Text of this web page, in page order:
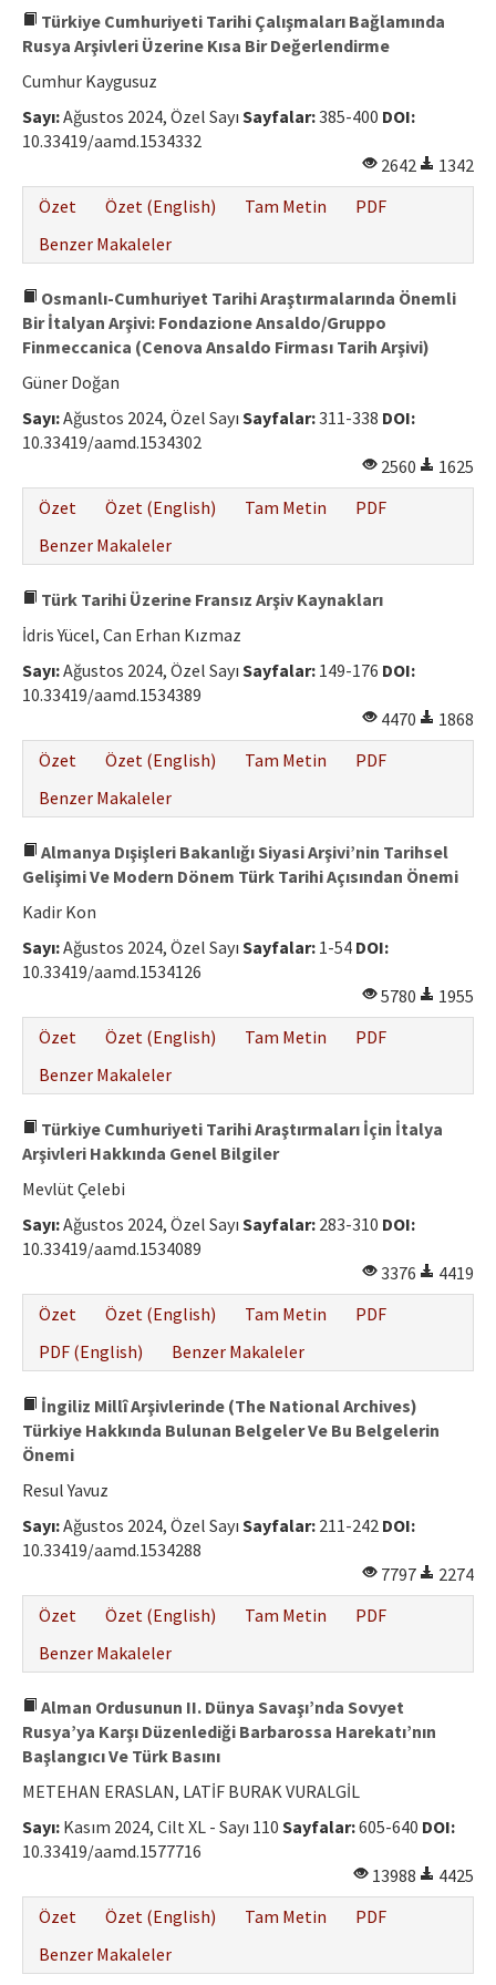
Türkiye Cumhuriyeti Tarihi Çalışmaları Bağlamında
Rusya Arşivleri Üzerine Kısa Bir Değerlendirme
Cumhur Kaygusuz
Sayı:Ağustos 2024, Özel Sayı Sayfalar:385-400 DOI:
10.33419/aamd.1534332
2642
1342
Özet
Özet (English) Tam Metin
PDF
Benzer Makaleler
Osmanlı-Cumhuriyet Tarihi Araştırmalarında Önemli
Bir İtalyan Arşivi: Fondazione Ansaldo/Gruppo
Finmeccanica (Cenova Ansaldo Firması Tarih Arşivi)
Güner Doğan
Sayı:Ağustos 2024, Özel Sayı Sayfalar:311-338 DOI:
10.33419/aamd.1534302
2560
1625
Özet
Özet (English) Tam Metin
PDF
Benzer Makaleler
Türk Tarihi Üzerine Fransız Arşiv Kaynakları
İdris Yücel, Can Erhan Kızmaz
Sayı:Ağustos 2024, Özel Sayı Sayfalar: 149-176 DOI:
10.33419/aamd.1534389
4470
1868
Özet
Özet (English) Tam Metin
PDF
Benzer Makaleler
Almanya Dışişleri Bakanlığı Siyasi Arşivi’nin Tarihsel
Gelişimi Ve Modern Dönem Türk Tarihi Açısından Önemi
Kadir Kon
Sayı:Ağustos 2024, Özel Sayı Sayfalar: 1-54 DOI:
10.33419/aamd.1534126
5780
1955
Özet
Özet (English) Tam Metin
PDF
Benzer Makaleler
Türkiye Cumhuriyeti Tarihi Araştırmaları İçin İtalya
Arşivleri Hakkında Genel Bilgiler
Mevlüt Çelebi
Sayı:Ağustos 2024, Özel Sayı Sayfalar: 283-310 DOI:
10.33419/aamd.1534089
3376
4419
Özet
Özet (English) Tam Metin
PDF
PDF (English)
Benzer Makaleler
İngiliz Millî Arşivlerinde (The National Archives)
Türkiye Hakkında Bulunan Belgeler Ve Bu Belgelerin
Önemi
Resul Yavuz
Sayı:Ağustos 2024, Özel Sayı Sayfalar: 211-242 DOI:
10.33419/aamd.1534288
7797
2274
Özet
Özet (English) Tam Metin
PDF
Benzer Makaleler
Alman Ordusunun II. Dünya Savaşı’nda Sovyet
Rusya’ya Karşı Düzenlediği Barbarossa Harekatı’nın
Başlangıcı Ve Türk Basını
METEHAN ERASLAN, LATİF BURAK VURALGİL
Sayı: Kasım 2024, Cilt XL - Sayı 110 Sayfalar:605-640 DOI:
10.33419/aamd.1577716
13988
4425
Özet
Özet (English) Tam Metin
PDF
Benzer Makaleler